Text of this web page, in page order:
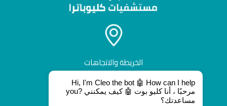
الخريطة والاتجاهات
Hi, I'm Cleo the bot 🤖 How can I help
you? مرحبًا ، أنا كليو بوت 🤖 كيف يمكنني
مساعدتك؟